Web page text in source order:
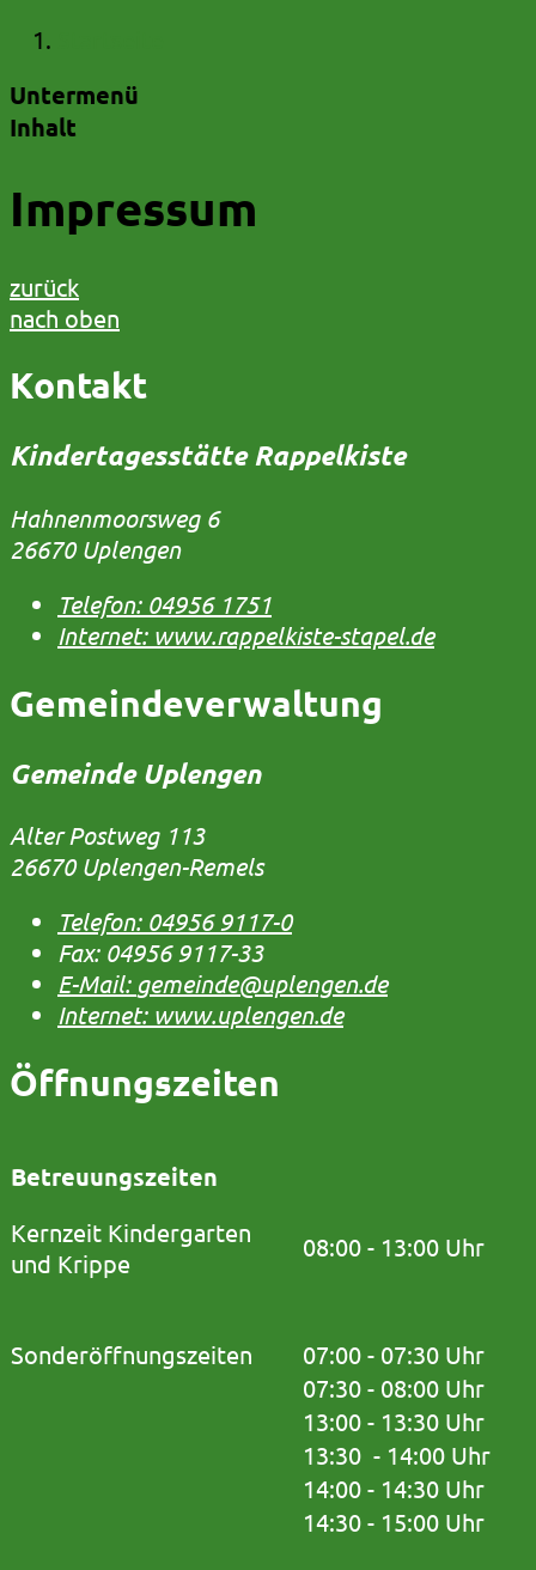
Untermenü
Inhalt
Impressum
zurück
nach oben
Kontakt
Kindertagesstätte Rappelkiste
Hahnenmoorsweg 6
26670 Uplengen
Telefon: 04956 1751
Internet: www.rappelkiste-stapel.de
Gemeindeverwaltung
Gemeinde Uplengen
Alter Postweg 113
26670 Uplengen-Remels
Telefon: 04956 9117-0
Fax: 04956 9117-33
E-Mail: gemeinde@uplengen.de
Internet: www.uplengen.de
Öffnungszeiten
Betreuungszeiten
Kernzeit Kindergarten
und Krippe
08:00 - 13:00 Uhr
Sonderöffnungszeiten
07:00 - 07:30 Uhr
07:30 - 08:00 Uhr
13:00 - 13:30 Uhr
13:30 - 14:00 Uhr
14:00 - 14:30 Uhr
14:30 - 15:00 Uhr